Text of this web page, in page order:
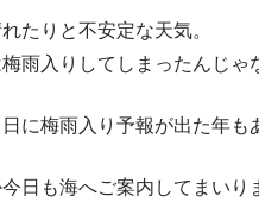
たりと不安定な天気。
雨入りしてしまったんじゃ
に梅雨入り予報が出た年も
日も海へご案内してまい